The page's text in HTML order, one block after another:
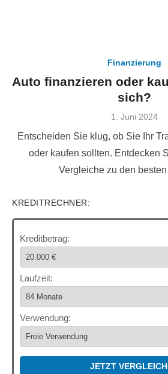
Finanzierung
Auto finanzieren oder
sich?
Veröffentlicht
1. Juni 2024
Entscheiden Sie klug, ob Sie Ihr
oder kaufen sollten. Entdecken
Vergleiche zu den
KREDITRECHNER:
Kreditbetrag:
Laufzeit:
Verwendung:
JETZT